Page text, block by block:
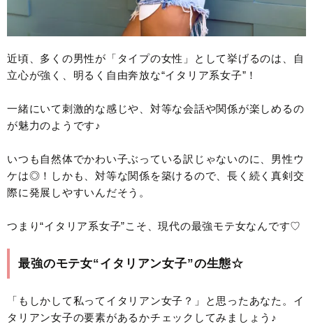
近頃、多くの男性が「タイプの女性」として挙げるのは、自
立心が強く、明るく自由奔放な“イタリア系女子”！
一緒にいて刺激的な感じや、対等な会話や関係が楽しめるの
が魅力のようです♪
いつも自然体でかわい子ぶっている訳じゃないのに、男性ウ
ケは◎！しかも、対等な関係を築けるので、長く続く真剣交
際に発展しやすいんだそう。
つまり“イタリア系女子”こそ、現代の最強モテ女なんです♡
最強のモテ女“イタリアン女子”の生態☆
「もしかして私ってイタリアン女子？」と思ったあなた。イ
タリアン女子の要素があるかチェックしてみましょう♪